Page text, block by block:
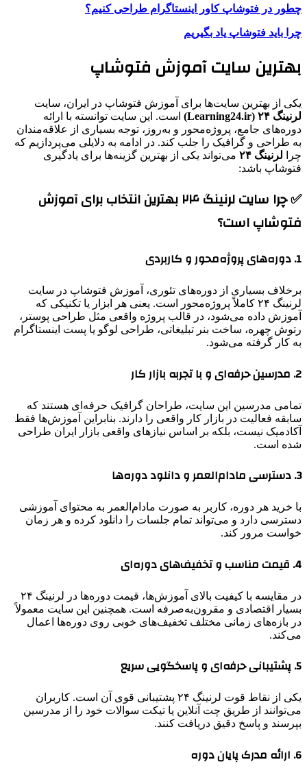
چطور در فتوشاپ کاور اینستاگرام طراحی کنیم؟
چرا باید فتوشاپ یاد بگیریم
بهترین سایت آموزش فتوشاپ
یکی از بهترین سایت‌ها برای آموزش فتوشاپ در ایران، سایت
لرنینگ ۲۴ (Learning24.ir)
است. این سایت توانسته با ارائه
دوره‌های جامع، پروژه‌محور و به‌روز، توجه بسیاری از علاقه‌مندان
به طراحی و گرافیک را جلب کند. در ادامه به دلایلی می‌پردازیم که
چرا لرنینگ ۲۴
می‌تواند یکی از بهترین گزینه‌ها برای یادگیری
فتوشاپ باشد:
✅ چرا سایت لرنینگ ۲۴ بهترین انتخاب برای آموزش
فتوشاپ است؟
1. دوره‌های پروژه‌محور و کاربردی
برخلاف بسیاری از دوره‌های تئوری، آموزش فتوشاپ در سایت
لرنینگ ۲۴ کاملاً پروژه‌محور است. یعنی هر ابزار یا تکنیکی که
آموزش داده می‌شود، در قالب پروژه واقعی مثل طراحی پوستر،
رتوش چهره، ساخت بنر تبلیغاتی، طراحی لوگو یا پست اینستاگرام
به کار گرفته می‌شود.
2. مدرسین حرفه‌ای و با تجربه بازار کار
تمامی مدرسین این سایت، طراحان گرافیک حرفه‌ای هستند که
سابقه فعالیت در بازار کار واقعی را دارند. بنابراین آموزش‌ها فقط
آکادمیک نیست، بلکه بر اساس نیازهای واقعی بازار ایران طراحی
شده است.
3. دسترسی مادام‌العمر و دانلود دوره‌ها
با خرید هر دوره، کاربر به صورت مادام‌العمر به محتوای آموزشی
دسترسی دارد و می‌تواند تمام جلسات را دانلود کرده و هر زمان
خواست مرور کند.
4. قیمت مناسب و تخفیف‌های دوره‌ای
در مقایسه با کیفیت بالای آموزش‌ها، قیمت دوره‌ها در لرنینگ ۲۴
بسیار اقتصادی و مقرون‌به‌صرفه است. همچنین این سایت معمولاً
در بازه‌های زمانی مختلف تخفیف‌های خوبی روی دوره‌ها اعمال
می‌کند.
5. پشتیبانی حرفه‌ای و پاسخگویی سریع
یکی از نقاط قوت لرنینگ ۲۴ پشتیبانی قوی آن است. کاربران
می‌توانند از طریق چت آنلاین یا تیکت سوالات خود را از مدرسین
بپرسند و پاسخ دقیق دریافت کنند.
6. ارائه مدرک پایان دوره